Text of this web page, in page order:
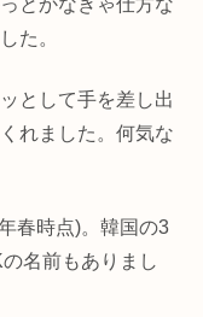
とかなきゃ仕方な
た。
として手を差し出
れました。何気な
春時点)。韓国の3
名前もありまし